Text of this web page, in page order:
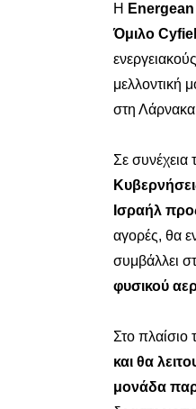
Η
Όμιλο
μελλοντική
στη
Σε
Ισραήλ
αγορές, θα
συμβάλλει
φυσικού
Στο
και θα
μονάδα